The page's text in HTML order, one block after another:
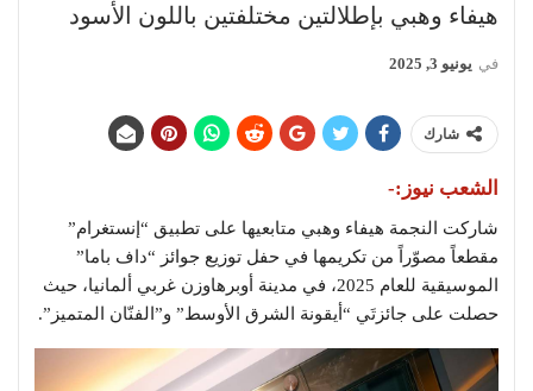
هيفاء وهبي بإطلالتين مختلفتين باللون الأسود
في يونيو 3, 2025
شارك
الشعب نيوز:-
شاركت النجمة هيفاء وهبي متابعيها على تطبيق “إنستغرام”
مقطعاً مصوّراً من تكريمها في حفل توزيع جوائز “داف باما”
الموسيقية للعام 2025، في مدينة أوبرهاوزن غربي ألمانيا، حيث
حصلت على جائزتَي “أيقونة الشرق الأوسط” و”الفنّان المتميز”.